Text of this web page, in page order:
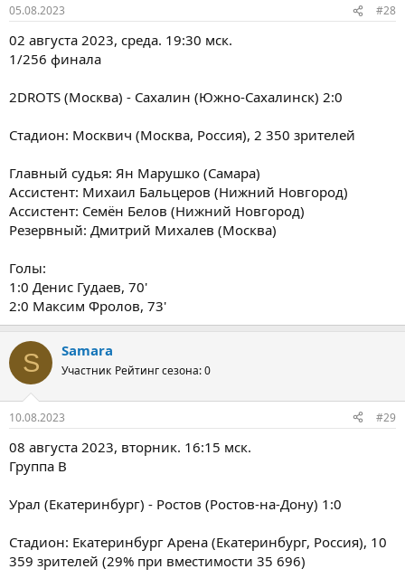
05.08.2023 #28
02 августа 2023, среда. 19:30 мск.
1/256 финала
2DROTS (Москва) - Сахалин (Южно-Сахалинск) 2:0
Стадион: Москвич (Москва, Россия), 2 350 зрителей
Главный судья: Ян Марушко (Самара)
Ассистент: Михаил Бальцеров (Нижний Новгород)
Ассистент: Семён Белов (Нижний Новгород)
Резервный: Дмитрий Михалев (Москва)
Голы:
1:0 Денис Гудаев, 70'
2:0 Максим Фролов, 73'
S Samara
Участник Рейтинг сезона: 0
10.08.2023 #29
08 августа 2023, вторник. 16:15 мск.
Группа B
Урал (Екатеринбург) - Ростов (Ростов-на-Дону) 1:0
Стадион: Екатеринбург Арена (Екатеринбург, Россия), 10
359 зрителей (29% при вместимости 35 696)